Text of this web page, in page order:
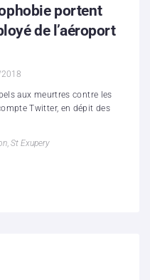
portent
de l’aéroport
aux meurtres contre les
Twitter, en dépit des
St Exupery